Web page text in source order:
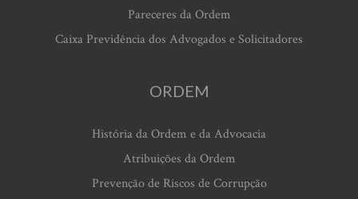
Pareceres da Ordem
Caixa Previdência dos Advogados e Solicitadores
ORDEM
História da Ordem e da Advocacia
Atribuições da Ordem
Prevenção de Riscos de Corrupção